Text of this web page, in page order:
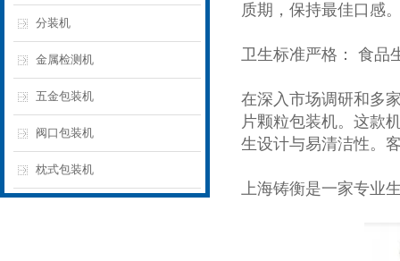
分装机
金属检测机
五金包装机
阀口包装机
枕式包装机
质期，保持最佳口感
卫生标准严格： 食品
在深入市场调研和多
片颗粒包装机。这款
生设计与易清洁性。
上海铸衡是一家专业